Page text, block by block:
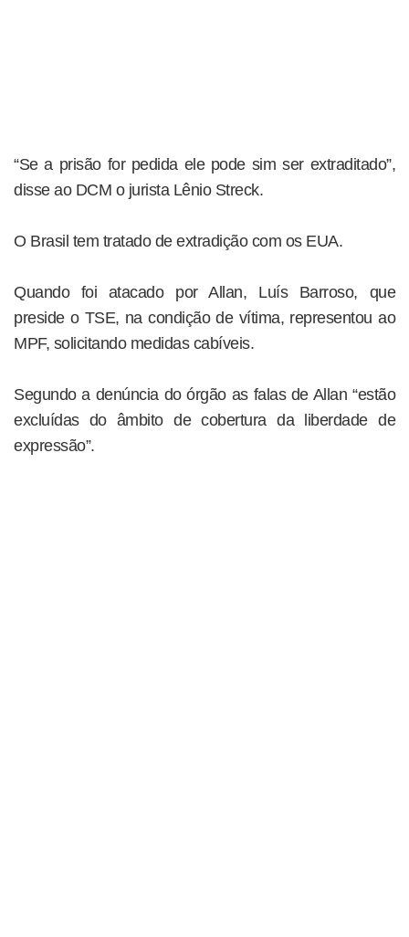
“Se a prisão for pedida ele pode sim ser extraditado”,
disse ao DCM o jurista Lênio Streck.
O Brasil tem tratado de extradição com os EUA.
Quando foi atacado por Allan, Luís Barroso, que
preside o TSE, na condição de vítima, representou ao
MPF, solicitando medidas cabíveis.
Segundo a denúncia do órgão as falas de Allan “estão
excluídas do âmbito de cobertura da liberdade de
expressão”.